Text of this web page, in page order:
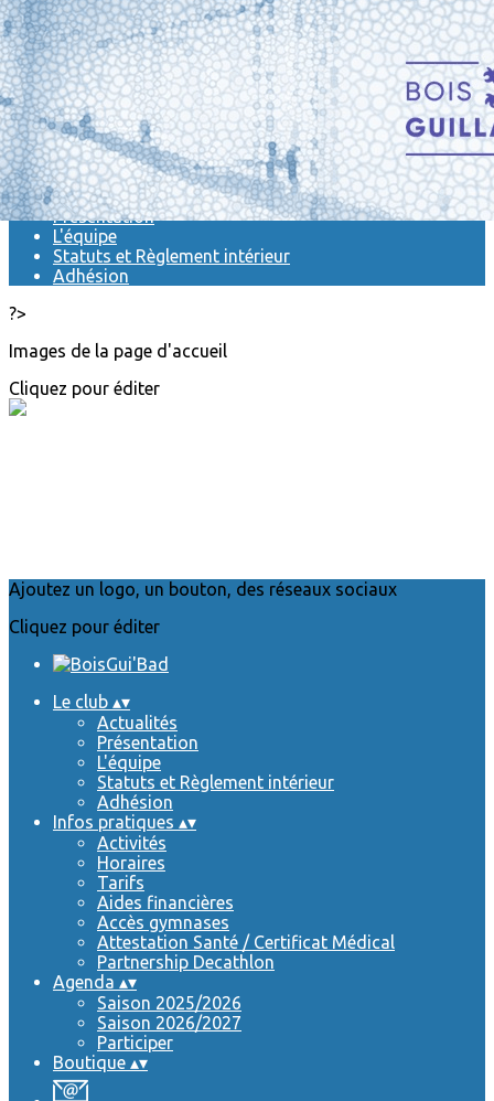
Exporter les lignes sélectionnées
Exporter toutes les colonnes
Exporter uniquement les colonnes affichées
Menu
<
>
Actualités
Présentation
L'équipe
Statuts et Règlement intérieur
Adhésion
?>
Images de la page d'accueil
Cliquez pour éditer
Ajoutez un logo, un bouton, des réseaux sociaux
Cliquez pour éditer
Le club ▴▾
Actualités
Présentation
L'équipe
Statuts et Règlement intérieur
Adhésion
Infos pratiques ▴▾
Activités
Horaires
Tarifs
Aides financières
Accès gymnases
Attestation Santé / Certificat Médical
Partnership Decathlon
Agenda ▴▾
Saison 2025/2026
Saison 2026/2027
Participer
Boutique ▴▾